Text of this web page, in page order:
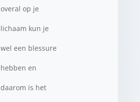
overal op je
lichaam kun je
wel een blessure
hebben en
daarom is het